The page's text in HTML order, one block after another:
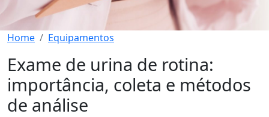
Home Equipamentos
Exame de urina de rotina:
importância, coleta e métodos
de análise